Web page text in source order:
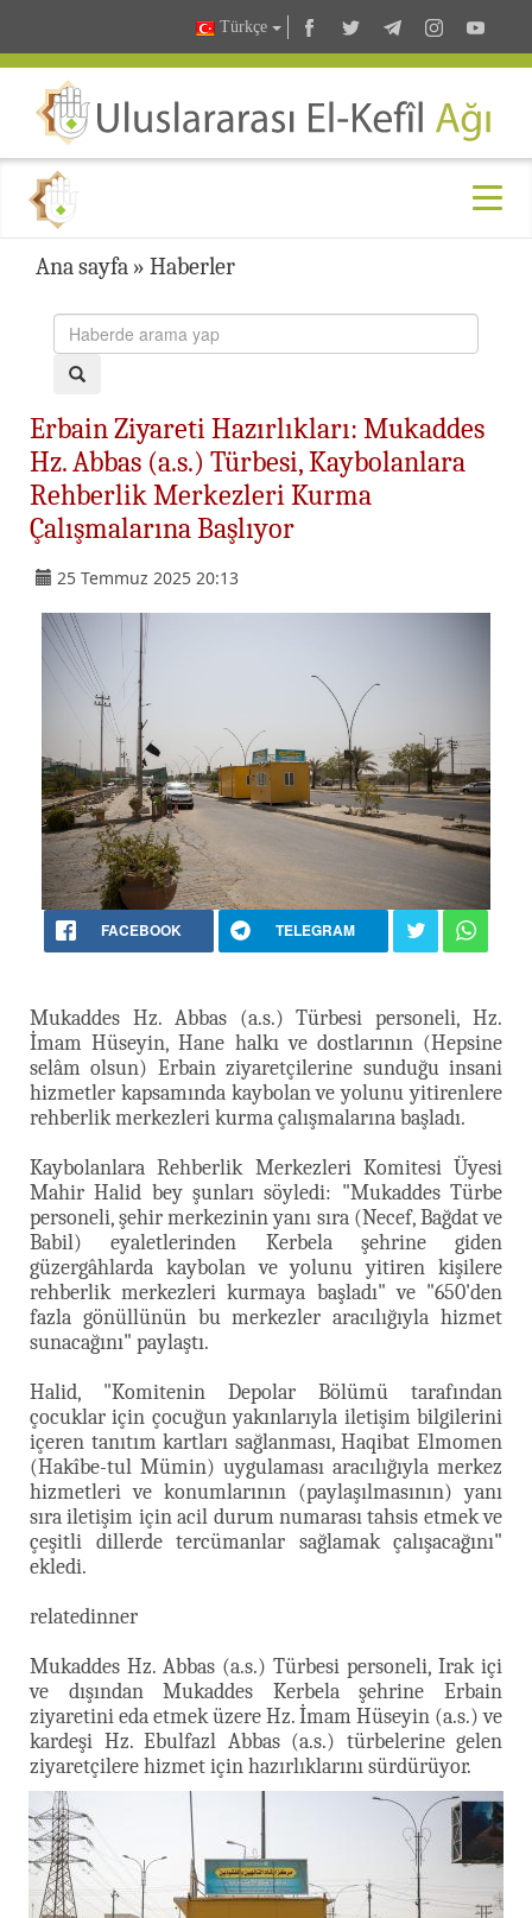
Türkçe
Ana sayfa » Haberler
Erbain Ziyareti Hazırlıkları: Mukaddes
Hz. Abbas (a.s.) Türbesi, Kaybolanlara
Rehberlik Merkezleri Kurma
Çalışmalarına Başlıyor
25 Temmuz 2025 20:13
FACEBOOK TELEGRAM
Mukaddes Hz. Abbas (a.s.) Türbesi personeli, Hz.
İmam Hüseyin, Hane halkı ve dostlarının (Hepsine
selâm olsun) Erbain ziyaretçilerine sunduğu insani
hizmetler kapsamında kaybolan ve yolunu yitirenlere
rehberlik merkezleri kurma çalışmalarına başladı.
Kaybolanlara Rehberlik Merkezleri Komitesi Üyesi
Mahir Halid bey şunları söyledi: "Mukaddes Türbe
personeli, şehir merkezinin yanı sıra (Necef, Bağdat ve
Babil) eyaletlerinden Kerbela şehrine giden
güzergâhlarda kaybolan ve yolunu yitiren kişilere
rehberlik merkezleri kurmaya başladı" ve "650'den
fazla gönüllünün bu merkezler aracılığıyla hizmet
sunacağını" paylaştı.
Halid, "Komitenin Depolar Bölümü tarafından
çocuklar için çocuğun yakınlarıyla iletişim bilgilerini
içeren tanıtım kartları sağlanması, Haqibat Elmomen
(Hakîbe-tul Mümin) uygulaması aracılığıyla merkez
hizmetleri ve konumlarının (paylaşılmasının) yanı
sıra iletişim için acil durum numarası tahsis etmek ve
çeşitli dillerde tercümanlar sağlamak çalışacağını"
ekledi.
relatedinner
Mukaddes Hz. Abbas (a.s.) Türbesi personeli, Irak içi
ve dışından Mukaddes Kerbela şehrine
Erbain
ziyaretini eda etmek üzere Hz. İmam Hüseyin (a.s.) ve
kardeşi Hz. Ebulfazl Abbas (a.s.) türbelerine gelen
ziyaretçilere hizmet için hazırlıklarını sürdürüyor.